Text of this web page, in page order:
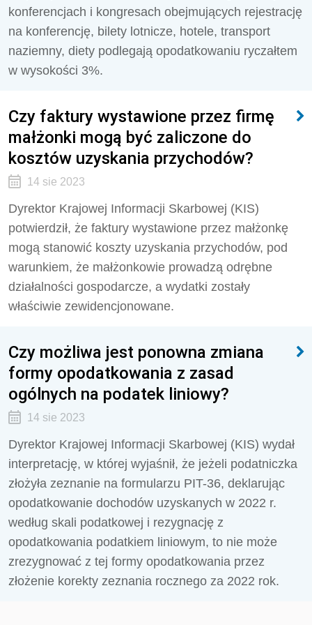
konferencjach i kongresach obejmujących rejestrację
na konferencję, bilety lotnicze, hotele, transport
naziemny, diety podlegają opodatkowaniu ryczałtem
w wysokości 3%.
Czy faktury wystawione przez firmę
małżonki mogą być zaliczone do
kosztów uzyskania przychodów?
14 sie 2023
Dyrektor Krajowej Informacji Skarbowej (KIS)
potwierdził, że faktury wystawione przez małżonkę
mogą stanowić koszty uzyskania przychodów, pod
warunkiem, że małżonkowie prowadzą odrębne
działalności gospodarcze, a wydatki zostały
właściwie zewidencjonowane.
Czy możliwa jest ponowna zmiana
formy opodatkowania z zasad
ogólnych na podatek liniowy?
14 sie 2023
Dyrektor Krajowej Informacji Skarbowej (KIS) wydał
interpretację, w której wyjaśnił, że jeżeli podatniczka
złożyła zeznanie na formularzu PIT-36, deklarując
opodatkowanie dochodów uzyskanych w 2022 r.
według skali podatkowej i rezygnację z
opodatkowania podatkiem liniowym, to nie może
zrezygnować z tej formy opodatkowania przez
złożenie korekty zeznania rocznego za 2022 rok.